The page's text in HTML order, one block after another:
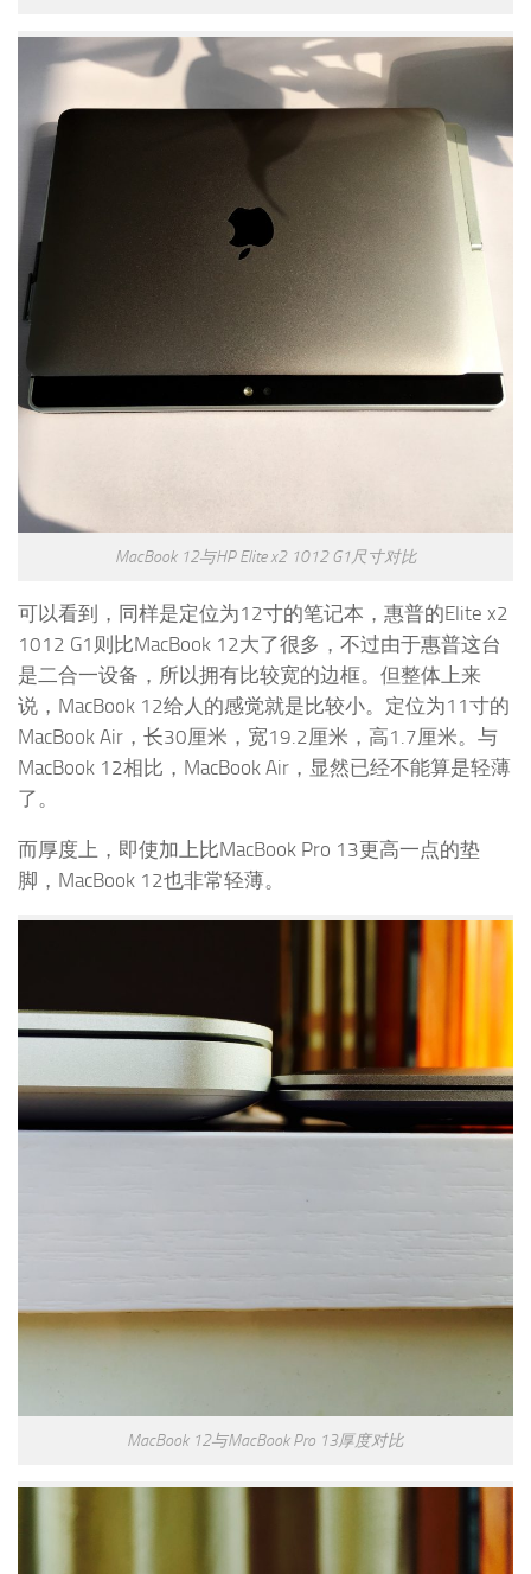
MacBook 12与HP Elite x2 1012 G1尺寸对比
可以看到，同样是定位为12寸的笔记本，惠普的Elite x2
1012 G1则比MacBook 12大了很多，不过由于惠普这台
是二合一设备，所以拥有比较宽的边框。但整体上来
说，MacBook 12给人的感觉就是比较小。定位为11寸的
MacBook Air，长30厘米，宽19.2厘米，高1.7厘米。与
MacBook 12相比，MacBook Air，显然已经不能算是轻薄
了。
而厚度上，即使加上比MacBook Pro 13更高一点的垫
脚，MacBook 12也非常轻薄。
MacBook 12与MacBook Pro 13厚度对比